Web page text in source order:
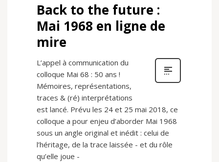
Back to the future :
Mai 1968 en ligne de
mire
L’appel à communication du
colloque Mai 68 : 50 ans !
Mémoires, représentations,
traces & (ré) interprétations
est lancé. Prévu les 24 et 25 mai 2018, ce
colloque a pour enjeu d’aborder Mai 1968
sous un angle original et inédit : celui de
l’héritage, de la trace laissée - et du rôle
qu’elle joue -